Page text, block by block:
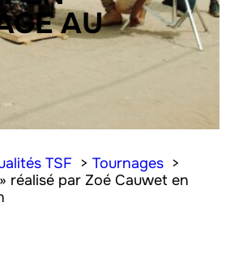
AU
TSF
Tournages
réalisé par Zoé Cauwet en